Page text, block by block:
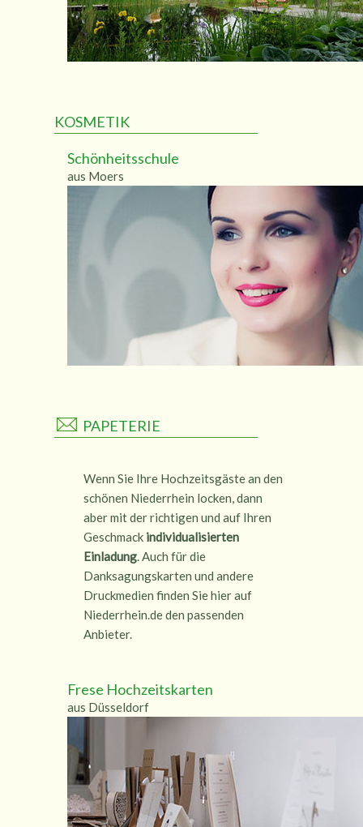
KOSMETIK
Schönheitsschule
aus Moers
PAPETERIE
Wenn Sie Ihre Hochzeitsgäste an den
schönen Niederrhein locken, dann
aber mit der richtigen und auf Ihren
Geschmack individualisierten
Einladung. Auch für die
Danksagungskarten und andere
Druckmedien finden Sie hier auf
Niederrhein.de den passenden
Anbieter.
Frese Hochzeitskarten
aus Düsseldorf